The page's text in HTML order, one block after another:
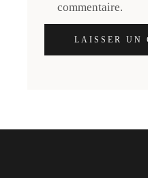
commentaire.
LAISSER UN